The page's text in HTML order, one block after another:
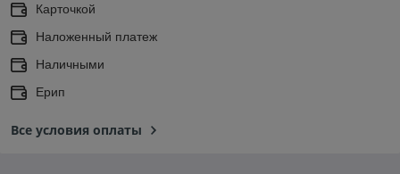
Карточкой
Наложенный платеж
Наличными
Ерип
Все условия оплаты